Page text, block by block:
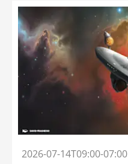
2026-07-14T09:00-07:00